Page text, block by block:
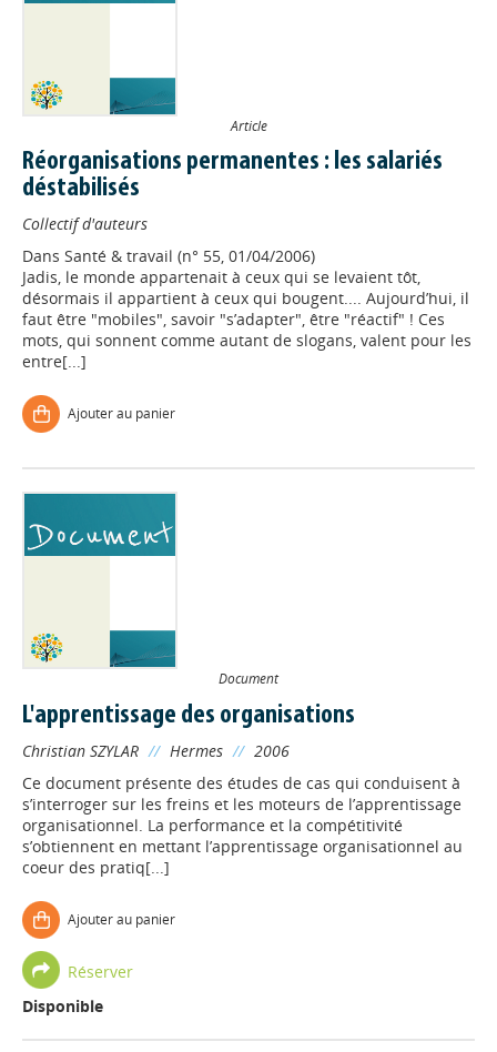
Article
Réorganisations permanentes : les salariés
déstabilisés
Collectif d'auteurs
Dans Santé & travail (n° 55, 01/04/2006)
Jadis, le monde appartenait à ceux qui se levaient tôt,
désormais il appartient à ceux qui bougent.... Aujourd’hui, il
faut être "mobiles", savoir "s’adapter", être "réactif" ! Ces
mots, qui sonnent comme autant de slogans, valent pour les
entre[...]
Ajouter au panier
Document
L'apprentissage des organisations
Christian SZYLAR // Hermes // 2006
Ce document présente des études de cas qui conduisent à
s’interroger sur les freins et les moteurs de l’apprentissage
organisationnel. La performance et la compétitivité
s’obtiennent en mettant l’apprentissage organisationnel au
coeur des pratiq[...]
Ajouter au panier
Réserver
Disponible